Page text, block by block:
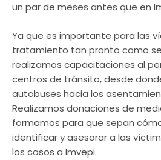
un par de meses antes que en
Ya que es importante para las
tratamiento tan pronto como
realizamos capacitaciones al
centros de tránsito, desde
autobuses hacia los
Realizamos donaciones de
formamos para que sepan
identificar y asesorar a las
los casos a Imvepi.